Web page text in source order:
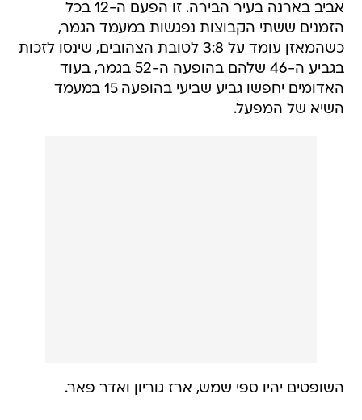
אביב בארנה בעיר הבירה. זו הפעם ה-12 בכל
הזמנים ששתי הקבוצות נפגשות במעמד הגמר,
כשהמאזן עומד על 3:8 לטובת הצהובים, שינסו לזכות
בגביע ה-46 שלהם בהופעה ה-52 בגמר, בעוד
האדומים יחפשו גביע שביעי בהופעה 15 במעמד
השיא של המפעל.
השופטים יהיו ספי שמש, ארז גוריון ואדר פאר.